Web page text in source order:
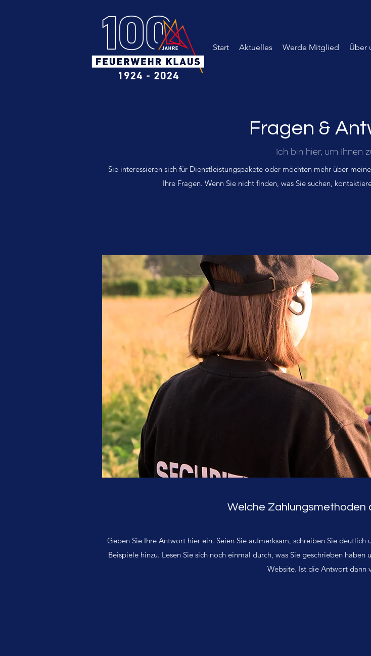
Start Aktuelles Werde Mitglied Über
Fragen &
Ich bin hier, um Ihnen
Sie interessieren sich für Dienstleistungspakete oder möchten mehr über
Ihre Fragen. Wenn Sie nicht finden, was Sie suchen,
Welche Zahlungsmethoden
Geben Sie Ihre Antwort hier ein. Seien Sie aufmerksam, schreiben Sie
Beispiele hinzu. Lesen Sie sich noch einmal durch, was Sie geschrieben
Website. Ist die Antwort dann